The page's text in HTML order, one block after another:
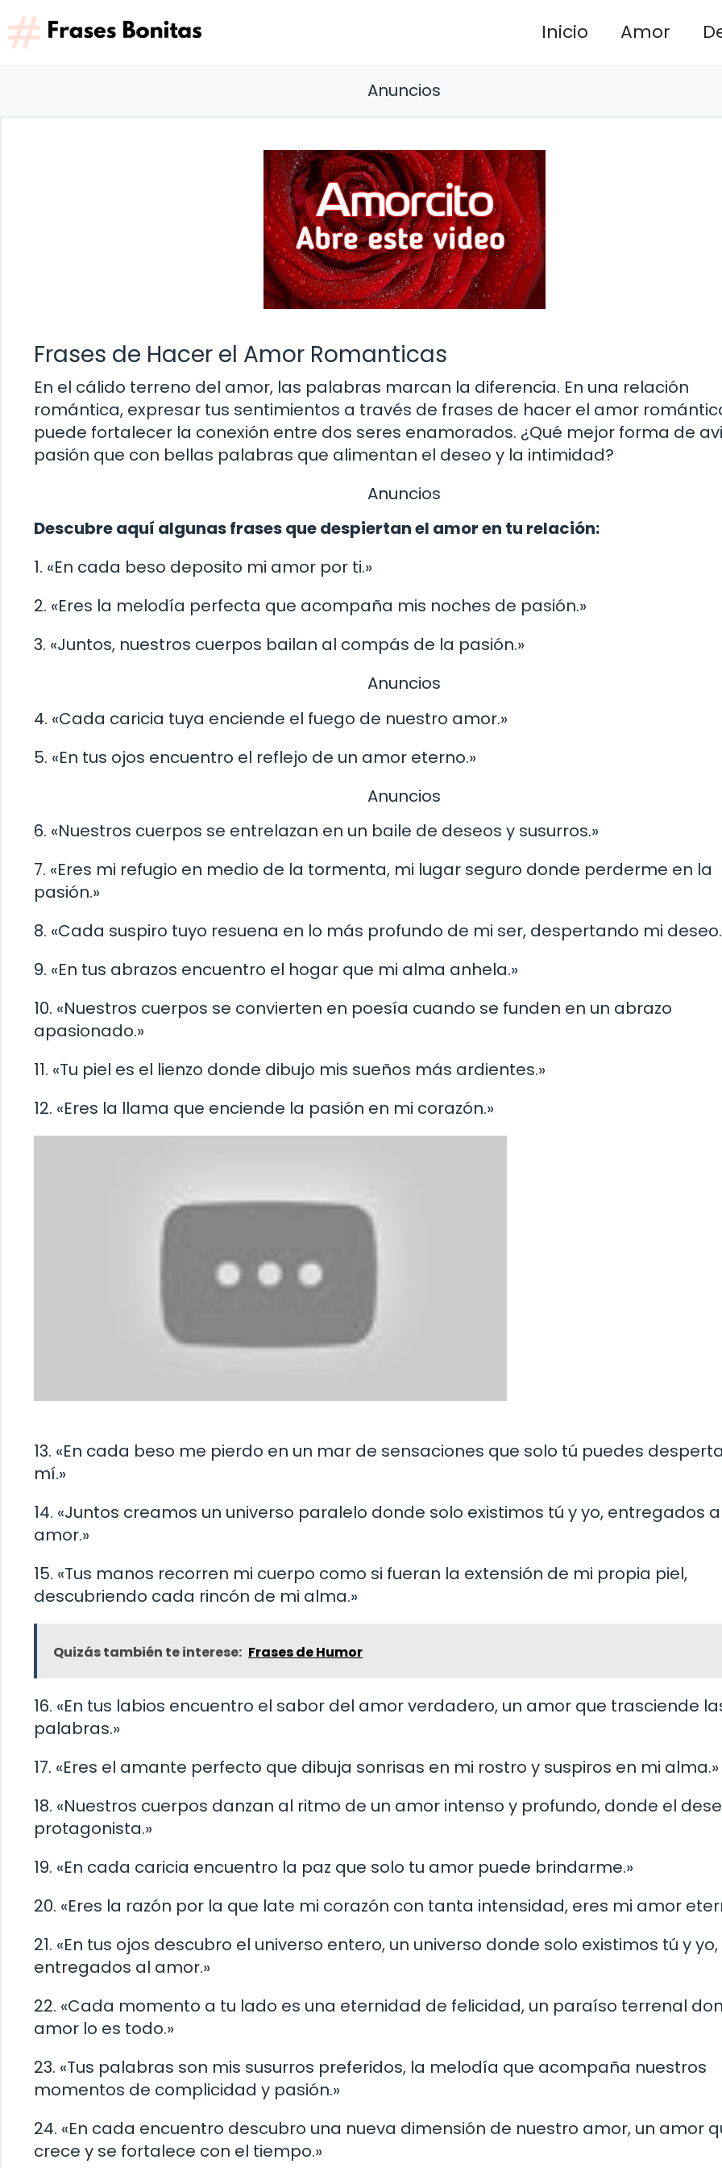
Saltar
al
contenido
Inicio Amor
Anuncios
Frases de Hacer el Amor Romanticas
En el cálido terreno del amor, las palabras marcan la diferencia. En una relación
romántica, expresar tus sentimientos a través de frases de hacer el amor
puede fortalecer la conexión entre dos seres enamorados. ¿Qué mejor forma de
pasión que con bellas palabras que alimentan el deseo y la intimidad?
Anuncios
Descubre aquí algunas frases que despiertan el amor en tu relación:
1. «En cada beso deposito mi amor por ti.»
2. «Eres la melodía perfecta que acompaña mis noches de pasión.»
3. «Juntos, nuestros cuerpos bailan al compás de la pasión.»
Anuncios
4. «Cada caricia tuya enciende el fuego de nuestro amor.»
5. «En tus ojos encuentro el reflejo de un amor eterno.»
Anuncios
6. «Nuestros cuerpos se entrelazan en un baile de deseos y susurros.»
7. «Eres mi refugio en medio de la tormenta, mi lugar seguro donde perderme en la
pasión.»
8. «Cada suspiro tuyo resuena en lo más profundo de mi ser, despertando mi
9. «En tus abrazos encuentro el hogar que mi alma anhela.»
10. «Nuestros cuerpos se convierten en poesía cuando se funden en un abrazo
apasionado.»
11. «Tu piel es el lienzo donde dibujo mis sueños más ardientes.»
12. «Eres la llama que enciende la pasión en mi corazón.»
13. «En cada beso me pierdo en un mar de sensaciones que solo tú puedes
mí.»
14. «Juntos creamos un universo paralelo donde solo existimos tú y yo, entregados
amor.»
15. «Tus manos recorren mi cuerpo como si fueran la extensión de mi propia piel,
descubriendo cada rincón de mi alma.»
Quizás también te interese: Frases de Humor
16. «En tus labios encuentro el sabor del amor verdadero, un amor que trasciende
palabras.»
17. «Eres el amante perfecto que dibuja sonrisas en mi rostro y suspiros en mi alma.»
18. «Nuestros cuerpos danzan al ritmo de un amor intenso y profundo, donde el
protagonista.»
19. «En cada caricia encuentro la paz que solo tu amor puede brindarme.»
20. «Eres la razón por la que late mi corazón con tanta intensidad, eres mi amor
21. «En tus ojos descubro el universo entero, un universo donde solo existimos tú y yo,
entregados al amor.»
22. «Cada momento a tu lado es una eternidad de felicidad, un paraíso terrenal
amor lo es todo.»
23. «Tus palabras son mis susurros preferidos, la melodía que acompaña nuestros
momentos de complicidad y pasión.»
24. «En cada encuentro descubro una nueva dimensión de nuestro amor, un amor
crece y se fortalece con el tiempo.»